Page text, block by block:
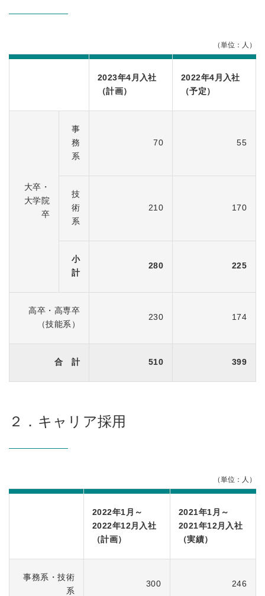
（単位：人）
2023年4月入社
（計画）
2022年4月入社
（予定）
大卒・
大学院
卒
事
務
系
70 55
技
術
系
210 170
小
計
280 225
高卒・高専卒
（技能系）
230 174
合 計 510 399
２．キャリア採用
（単位：人）
2022年1月～
2022年12月入社
（計画）
2021年1月～
2021年12月入社
（実績）
事務系・技術
系
300 246